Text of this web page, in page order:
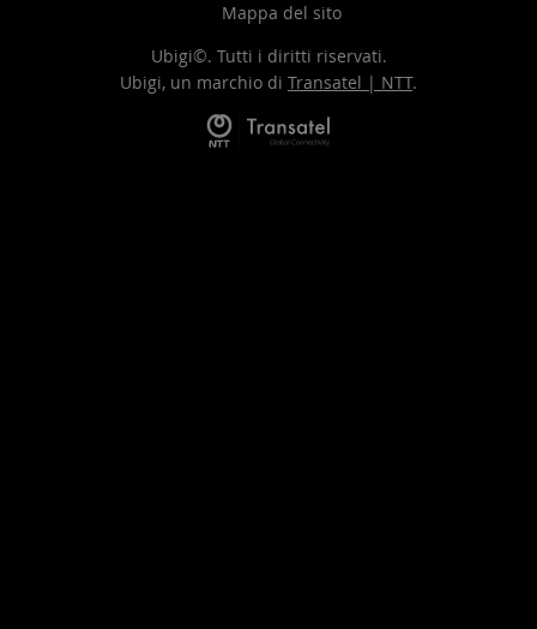
Mappa del sito
Ubigi©. Tutti i diritti riservati.
Ubigi, un marchio di Transatel | NTT.